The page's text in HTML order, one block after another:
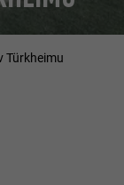
Türkheimu